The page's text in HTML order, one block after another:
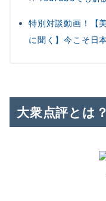
特別対談動画！【
に聞く】今こそ日
大衆点評とは？